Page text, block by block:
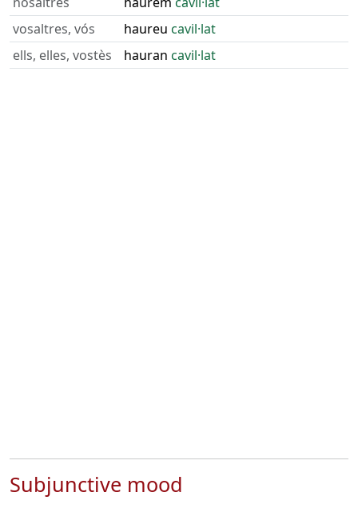
vosaltres, vós
haureu cavil·lat
ells, elles, vostès
hauran cavil·lat
Subjunctive mood